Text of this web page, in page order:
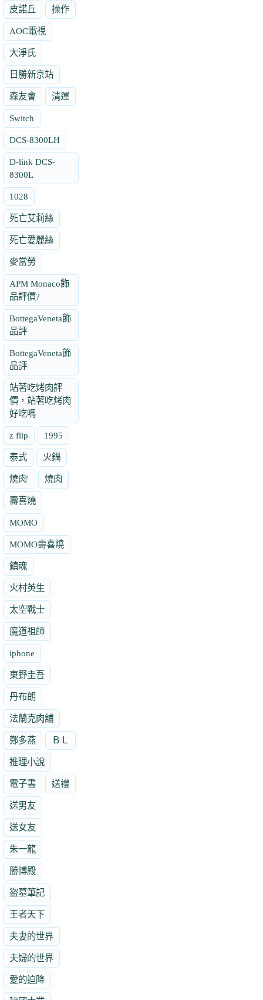
皮諾丘 操作
AOC電視
大淨氏
日勝新京站
森友會 清運
Switch
DCS-8300LH
D-link DCS-
8300L
1028
死亡艾莉絲
死亡愛麗絲
麥當勞
APM Monaco飾
品評價?
BottegaVeneta飾
品評
BottegaVeneta飾
品評
站著吃烤肉評
價，站著吃烤肉
好吃嗎
z flip 1995
泰式 火鍋
燒肉' 燒肉
壽喜燒
MOMO
MOMO壽喜燒
鎮魂
火村英生
太空戰士
魔道祖師
iphone
東野圭吾
丹布朗
法蘭克肉舖
鄭多燕 ＢＬ
推理小說
電子書 送禮
送男友
送女友
朱一龍
勝博殿
盜墓筆記
王者天下
夫妻的世界
夫婦的世界
愛的迫降